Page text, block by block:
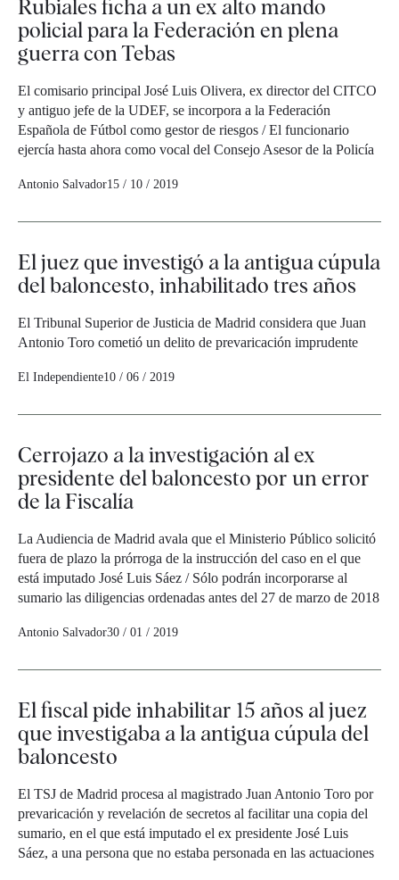
Rubiales ficha a un ex alto mando
policial para la Federación en plena
guerra con Tebas
El comisario principal José Luis Olivera, ex director del CITCO
y antiguo jefe de la UDEF, se incorpora a la Federación
Española de Fútbol como gestor de riesgos / El funcionario
ejercía hasta ahora como vocal del Consejo Asesor de la Policía
Antonio Salvador15 / 10 / 2019
El juez que investigó a la antigua cúpula
del baloncesto, inhabilitado tres años
El Tribunal Superior de Justicia de Madrid considera que Juan
Antonio Toro cometió un delito de prevaricación imprudente
El Independiente10 / 06 / 2019
Cerrojazo a la investigación al ex
presidente del baloncesto por un error
de la Fiscalía
La Audiencia de Madrid avala que el Ministerio Público solicitó
fuera de plazo la prórroga de la instrucción del caso en el que
está imputado José Luis Sáez / Sólo podrán incorporarse al
sumario las diligencias ordenadas antes del 27 de marzo de 2018
Antonio Salvador30 / 01 / 2019
El fiscal pide inhabilitar 15 años al juez
que investigaba a la antigua cúpula del
baloncesto
El TSJ de Madrid procesa al magistrado Juan Antonio Toro por
prevaricación y revelación de secretos al facilitar una copia del
sumario, en el que está imputado el ex presidente José Luis
Sáez, a una persona que no estaba personada en las actuaciones